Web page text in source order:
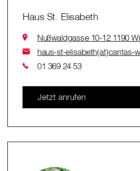
Haus St. Elisabeth
Nußwaldgasse 10-12 1190
haus-st-elisabeth(at)caritas-
01 369 24 53
Jetzt anrufen